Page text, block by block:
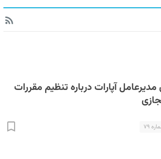
آپارات درباره تنظیم مقررات
۷۹